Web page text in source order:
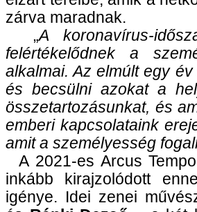
zárva maradnak.
„A koronavírus-
felértékelődnek a
alkalmai. Az elmúlt egy
és becsülni azokat a
összetartozásunkat, és
emberi kapcsolataink
amit a személyesség
A 2021-es Arcus
inkább kirajzolódott
igénye. Idei zenei